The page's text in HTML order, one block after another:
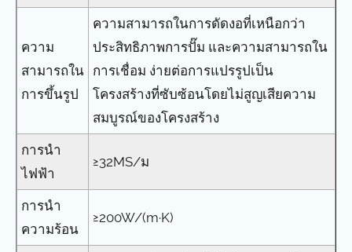
ความ
สามารถใน
การขึ้นรูป
ความสามารถในการดัดงอที่เหนือกว่า
ประสิทธิภาพการปั๊ม และความสามารถใน
การเชื่อม ง่ายต่อการแปรรูปเป็น
โครงสร้างที่ซับซ้อนโดยไม่สูญเสียความ
สมบูรณ์ของโครงสร้าง
การนำ
ไฟฟ้า
≥32MS/ม
การนำ
ความร้อน
≥200W/(m·K)